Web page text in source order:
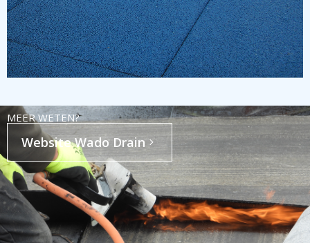
MEER WETEN?
Website Wado Drain